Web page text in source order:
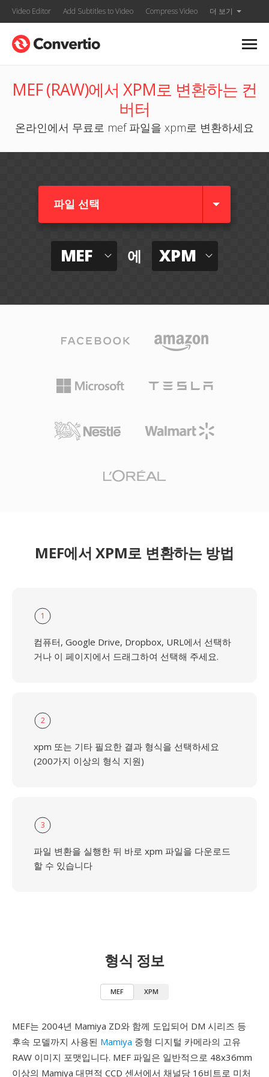
Video Editor Add Subtitles to Video Compress Video 더 보기
MEF (RAW)에서 XPM로 변환하는 컨
버터
온라인에서 무료로 mef 파일을 xpm로 변환하세요
파일 선택
MEF 에 XPM
MEF에서 XPM로 변환하는 방법
1
컴퓨터, Google Drive, Dropbox, URL에서 선택하
거나 이 페이지에서 드래그하여 선택해 주세요.
2
xpm 또는 기타 필요한 결과 형식을 선택하세요
(200가지 이상의 형식 지원)
3
파일 변환을 실행한 뒤 바로 xpm 파일을 다운로드
할 수 있습니다
형식 정보
MEF XPM
MEF는 2004년 Mamiya ZD와 함께 도입되어 DM 시리즈 등
후속 모델까지 사용된 Mamiya 중형 디지털 카메라의 고유
RAW 이미지 포맷입니다. MEF 파일은 일반적으로 48x36mm
이상의 Mamiya 대면적 CCD 센서에서 채널당 16비트로 미처